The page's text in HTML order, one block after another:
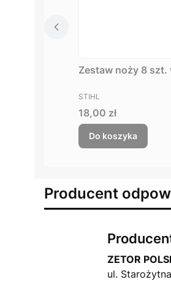
PRODUCENT
STIHL
Cena
18,00 zł
Do koszyka
Producent
ZETOR
ul.